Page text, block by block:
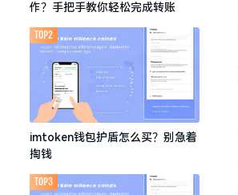
作？手把手教你轻松完成转账
imtoken钱包护盾怎么买？别急着
掏钱
TOP2
TOP3